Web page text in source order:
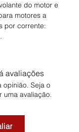
do motor e
motores a
por corrente:
avaliações
opinião. Seja o
uma avaliação.